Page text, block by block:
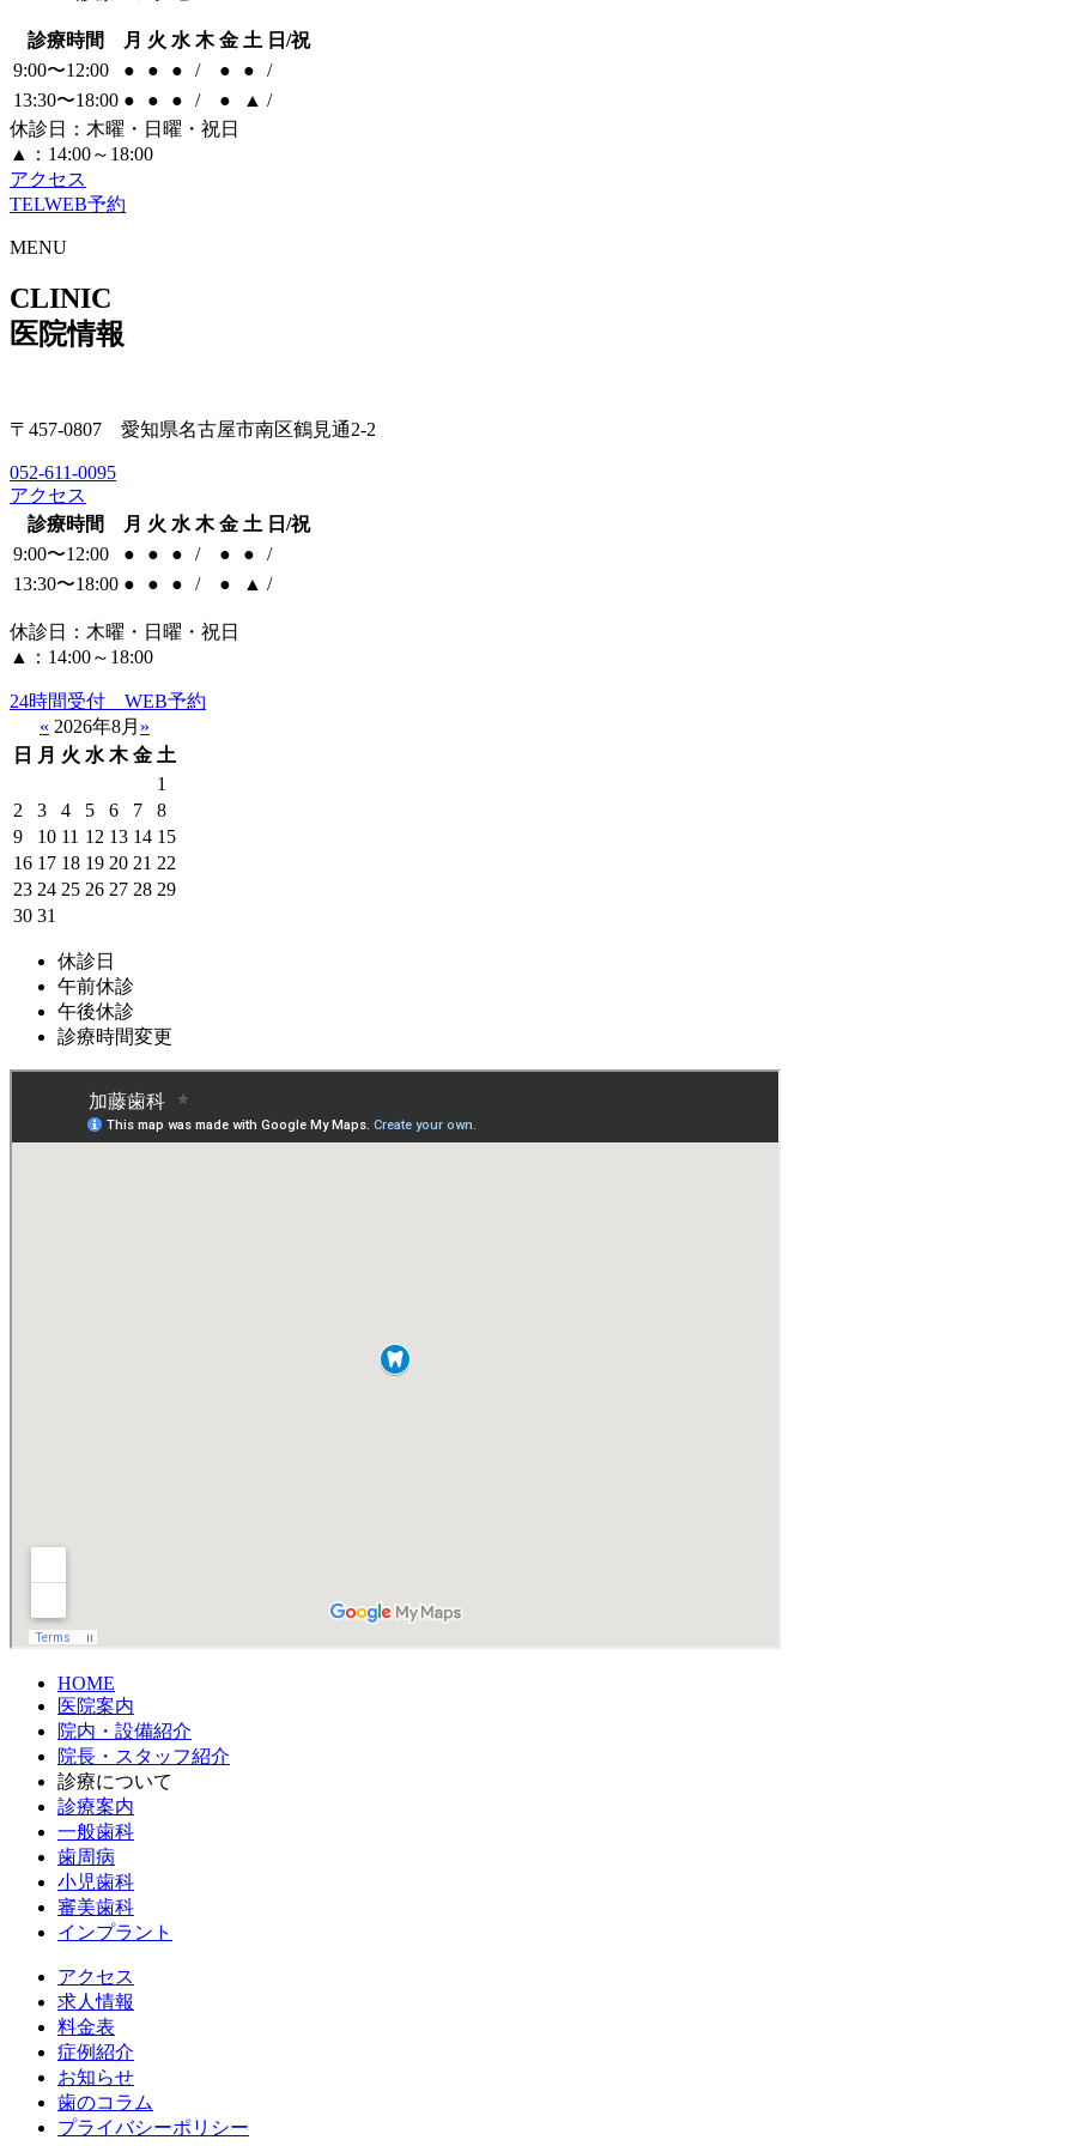
診療時間 月 火 水 木 金 土 日/祝
9:00〜12:00
● ● ● / ● ●
/
13:30〜18:00 ● ● ● / ● ▲ /
休診日：木曜・日曜・祝日
▲：14:00～18:00
アクセス
TELWEB予約
MENU
CLINIC
医院情報
〒457-0807 愛知県名古屋市南区鶴見通2-2
052-611-0095
アクセス
診療時間
月 火 水 木 金 土 日/祝
9:00〜12:00
● ● ● / ● ●
/
13:30〜18:00 ● ● ● / ● ▲ /
休診日：木曜・日曜・祝日
▲：14:00～18:00
24時間受付 WEB予約
« 2026年8月 »
日
月 火 水 木 金 土
1
2
3 4 5 6 7
8
9
10 11 12 13 14 15
16 17 18 19 20 21 22
23 24 25 26 27 28 29
30 31
休診日
午前休診
午後休診
診療時間変更
HOME
医院案内
院内・設備紹介
院長・スタッフ紹介
診療について
診療案内
一般歯科
歯周病
小児歯科
審美歯科
インプラント
アクセス
求人情報
料金表
症例紹介
お知らせ
歯のコラム
プライバシーポリシー